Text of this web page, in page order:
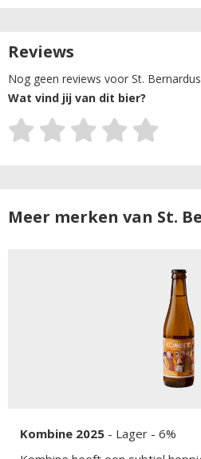
Reviews
Nog geen reviews voor St.
Wat vind jij van dit bier?
Meer merken van St.
Kombine 2025 - Lager - 6%